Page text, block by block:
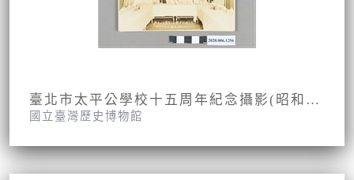
臺北市太平公學校十五周年紀念攝影(昭和九年九月九日)
國立臺灣歷史博物館